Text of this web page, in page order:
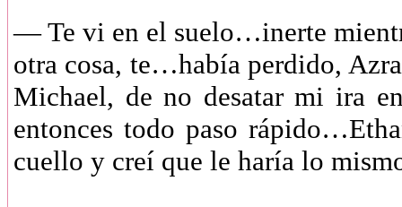
— Te vi en el suelo…inerte
otra cosa, te…había perdido,
Michael, de no desatar mi ira
entonces todo paso
cuello y creí que le haría lo